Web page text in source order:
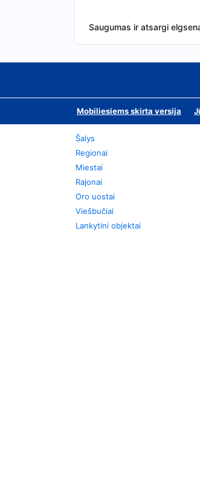
Saugumas ir atsargi
Mobiliesiems skirta versija
Šalys
Regionai
Miestai
Rajonai
Oro uostai
Viešbučiai
Lankytini objektai